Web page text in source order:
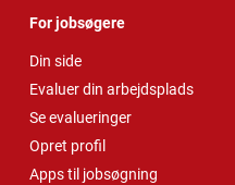
For jobsøgere
Din side
Evaluer din arbejdsplads
Se evalueringer
Opret profil
Apps til jobsøgning